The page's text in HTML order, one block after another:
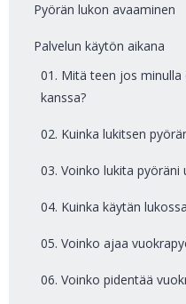
Pyörän lukon avaaminen
Palvelun käytön aikana
01. Mitä teen jos
kanssa?
02. Kuinka lukitsen
03. Voinko lukita pyöräni
04. Kuinka käytän
05. Voinko ajaa
06. Voinko pidentää